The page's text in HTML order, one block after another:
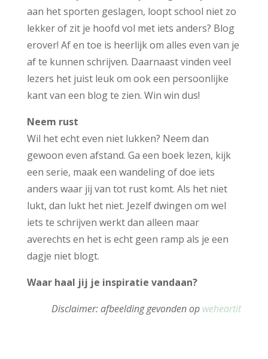
aan het sporten geslagen, loopt school niet zo
lekker of zit je hoofd vol met iets anders? Blog
erover! Af en toe is heerlijk om alles even van je
af te kunnen schrijven. Daarnaast vinden veel
lezers het juist leuk om ook een persoonlijke
kant van een blog te zien. Win win dus!
Neem rust
Wil het echt even niet lukken? Neem dan
gewoon even afstand. Ga een boek lezen, kijk
een serie, maak een wandeling of doe iets
anders waar jij van tot rust komt. Als het niet
lukt, dan lukt het niet. Jezelf dwingen om wel
iets te schrijven werkt dan alleen maar
averechts en het is echt geen ramp als je een
dagje niet blogt.
Waar haal jij je inspiratie vandaan?
Disclaimer: afbeelding gevonden op weheartit